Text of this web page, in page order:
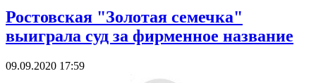
Ростовская "Золотая семечка"
выиграла суд за фирменное название
09.09.2020 17:59